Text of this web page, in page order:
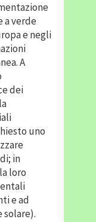
a verde
e negli
A
dei
uno
in
loro
e ad
solare).